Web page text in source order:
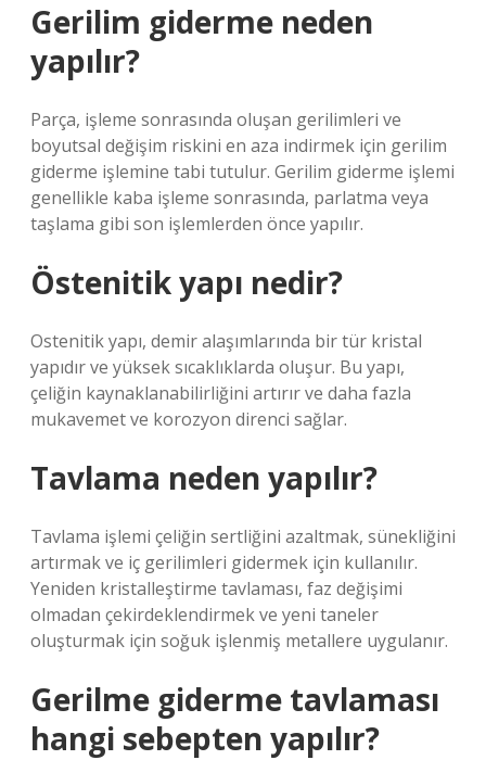
Gerilim giderme neden
yapılır?
Parça, işleme sonrasında oluşan gerilimleri ve
boyutsal değişim riskini en aza indirmek için gerilim
giderme işlemine tabi tutulur. Gerilim giderme işlemi
genellikle kaba işleme sonrasında, parlatma veya
taşlama gibi son işlemlerden önce yapılır.
Östenitik yapı nedir?
Ostenitik yapı, demir alaşımlarında bir tür kristal
yapıdır ve yüksek sıcaklıklarda oluşur. Bu yapı,
çeliğin kaynaklanabilirliğini artırır ve daha fazla
mukavemet ve korozyon direnci sağlar.
Tavlama neden yapılır?
Tavlama işlemi çeliğin sertliğini azaltmak, sünekliğini
artırmak ve iç gerilimleri gidermek için kullanılır.
Yeniden kristalleştirme tavlaması, faz değişimi
olmadan çekirdeklendirmek ve yeni taneler
oluşturmak için soğuk işlenmiş metallere uygulanır.
Gerilme giderme tavlaması
hangi sebepten yapılır?